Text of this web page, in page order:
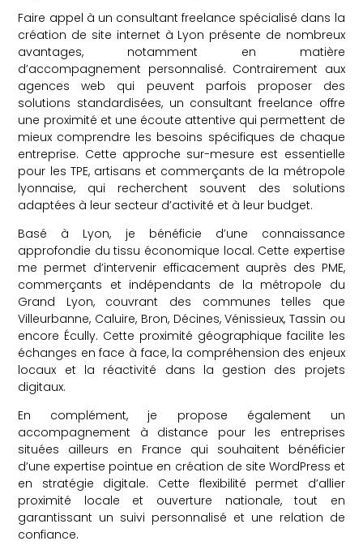
Faire appel à un consultant freelance spécialisé dans la
création de site internet à Lyon présente de nombreux
avantages, notamment en matière
d’accompagnement personnalisé. Contrairement aux
agences web qui peuvent parfois proposer des
solutions standardisées, un consultant freelance offre
une proximité et une écoute attentive qui permettent de
mieux comprendre les besoins spécifiques de chaque
entreprise. Cette approche sur-mesure est essentielle
pour les TPE, artisans et commerçants de la métropole
lyonnaise, qui recherchent souvent des solutions
adaptées à leur secteur d’activité et à leur budget.
Basé à Lyon, je bénéficie d’une connaissance
approfondie du tissu économique local. Cette expertise
me permet d’intervenir efficacement auprès des PME,
commerçants et indépendants de la métropole du
Grand Lyon, couvrant des communes telles que
Villeurbanne, Caluire, Bron, Décines, Vénissieux, Tassin ou
encore Écully. Cette proximité géographique facilite les
échanges en face à face, la compréhension des enjeux
locaux et la réactivité dans la gestion des projets
digitaux.
En complément, je propose également un
accompagnement à distance pour les entreprises
situées ailleurs en France qui souhaitent bénéficier
d’une expertise pointue en création de site WordPress et
en stratégie digitale. Cette flexibilité permet d’allier
proximité locale et ouverture nationale, tout en
garantissant un suivi personnalisé et une relation de
confiance.